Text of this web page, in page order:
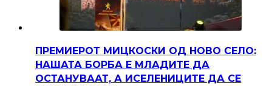
ПРЕМИЕРОТ МИЦКОСКИ ОД НОВО СЕЛО:
НАШАТА БОРБА Е МЛАДИТЕ ДА
ОСТАНУВААТ, А ИСЕЛЕНИЦИТЕ ДА СЕ